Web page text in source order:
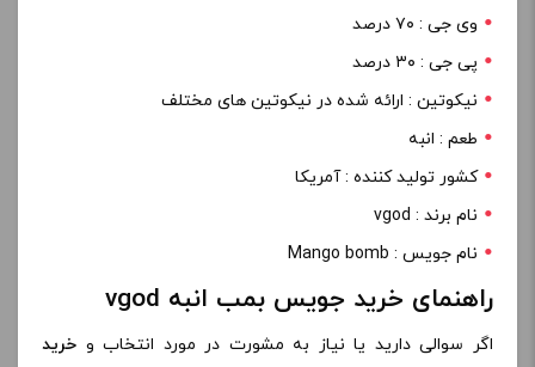
وی جی : ۷۰ درصد
پی جی : ۳۰ درصد
نیکوتین : ارائه شده در نیکوتین های مختلف
طعم : انبه
کشور تولید کننده : آمریکا
نام برند : vgod
نام جویس : Mango bomb
راهنمای خرید جویس بمب انبه vgod
اگر سوالی دارید یا نیاز به مشورت در مورد انتخاب و خرید